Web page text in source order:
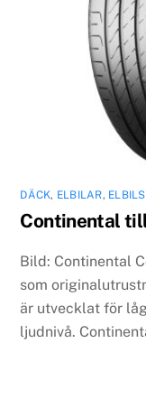
DÄCK, ELBILAR,
Continental
Bild: Continental
som
är utvecklat för
ljudnivå.